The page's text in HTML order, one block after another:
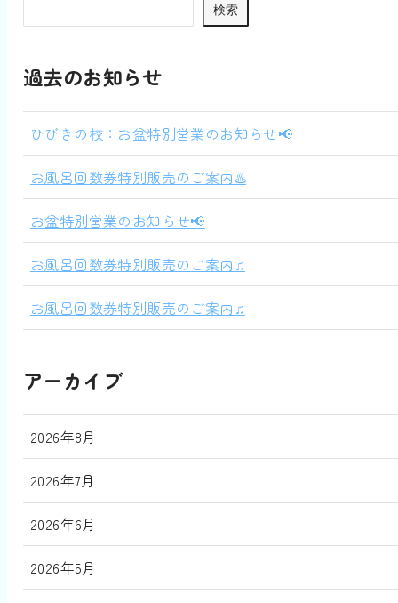
検索
過去のお知らせ
ひびきの校：お盆特別営業のお知らせ📢
お風呂回数券特別販売のご案内♨️
お盆特別営業のお知らせ📢
お風呂回数券特別販売のご案内♫
お風呂回数券特別販売のご案内♫
アーカイブ
2026年8月
2026年7月
2026年6月
2026年5月